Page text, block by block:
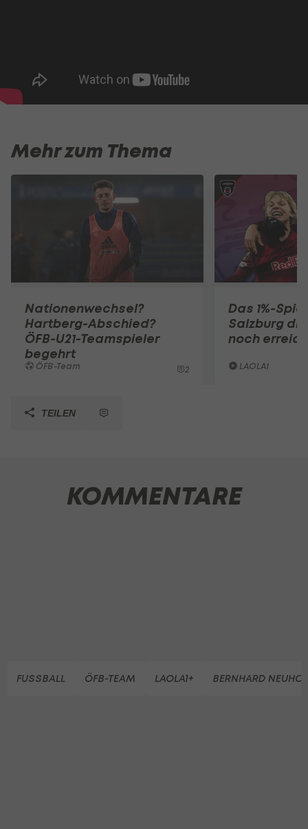
Mehr zum Thema
Nationenwechsel?
Hartberg-Abschied?
ÖFB-U21-Teamspieler
begehrt
ÖFB-Team 2
Das 1%-
Salzburg
noch
LAOLA1
TEILEN
KOMMENTARE
FUSSBALL ÖFB-TEAM LAOLA1+ BERNHARD